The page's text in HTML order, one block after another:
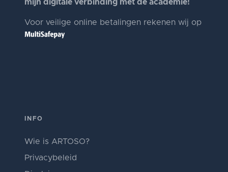
mijn digitale verbinding met de academie!
Voor veilige online betalingen rekenen wij op
INFO
Wie is ARTOSO?
Privacybeleid